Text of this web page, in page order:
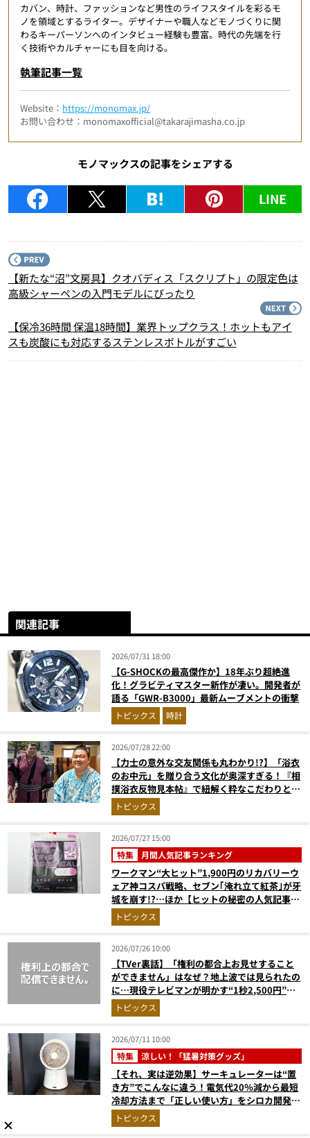
カバン、時計、ファッションなど男性のライフスタイルを彩るモ
ノを領域とするライター。デザイナーや職人などモノづくりに関
わるキーパーソンへのインタビュー経験も豊富。時代の先端を行
く技術やカルチャーにも目を向ける。
執筆記事一覧
Website： https://monomax.jp/
お問い合わせ：monomaxofficial@takarajimasha.co.jp
モノマックスの記事をシェアする
LINE
【新たな“沼”文房具】クオバディス「スクリプト」の限定色は
高級シャーペンの入門モデルにぴったり
【保冷36時間 保温18時間】業界トップクラス！ホットもアイ
スも炭酸にも対応するステンレスボトルがすごい
関連記事
2026/07/31 18:00
【G-SHOCKの最高傑作か】18年ぶり超絶進
化！グラビティマスター新作が凄い。開発者が
語る「GWR-B3000」最新ムーブメントの衝撃
トピックス 時計
2026/07/28 22:00
【力士の意外な交友関係も丸わかり!?】「浴衣
のお中元」を贈り合う文化が奥深すぎる！『相
撲浴衣反物見本帖』で紐解く粋なこだわりとと
っておきの1着
トピックス
2026/07/27 15:00
特集 月間人気記事ランキング
ワークマン“大ヒット”1,900円のリカバリーウ
ェア神コスパ戦略、セブン｢淹れ立て紅茶｣が牙
城を崩す!?…ほか【ヒットの秘密の人気記事ラ
ンキングベスト3】（2026年6月版）
トピックス
2026/07/26 10:00
【TVer裏話】「権利の都合上お見せすること
ができません」はなぜ？地上波では見られたの
に…現役テレビマンが明かす“1秒2,500円”の
えげつない現実
トピックス
2026/07/11 10:00
特集 涼しい！「猛暑対策グッズ」
【それ、実は逆効果】サーキュレーターは“置
き方”でこんなに違う！電気代20％減から最短
冷却方法まで「正しい使い方」をシロカ開発本
部長が伝授
トピックス